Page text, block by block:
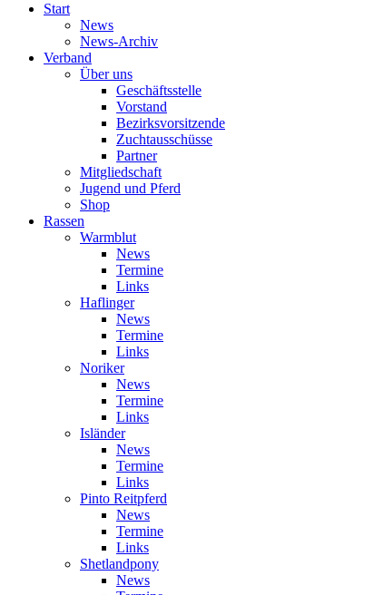
Start
News
News-Archiv
Verband
Über uns
Geschäftsstelle
Vorstand
Bezirksvorsitzende
Zuchtausschüsse
Partner
Mitgliedschaft
Jugend und Pferd
Shop
Rassen
Warmblut
News
Termine
Links
Haflinger
News
Termine
Links
Noriker
News
Termine
Links
Isländer
News
Termine
Links
Pinto Reitpferd
News
Termine
Links
Shetlandpony
News